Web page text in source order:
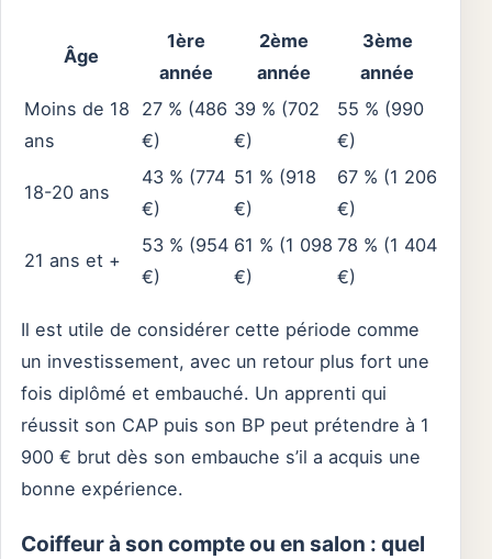
Âge
1ère
année
2ème
année
3ème
année
Moins de 18
ans
27 % (486
€)
39 % (702
€)
55 % (990
€)
18-20 ans
43 % (774
€)
51 % (918
€)
67 % (1 206
€)
21 ans et +
53 % (954
€)
61 % (1 098
€)
78 % (1 404
€)
Il est utile de considérer cette période comme
un investissement, avec un retour plus fort une
fois diplômé et embauché. Un apprenti qui
réussit son CAP puis son BP peut prétendre à 1
900 € brut dès son embauche s’il a acquis une
bonne expérience.
Coiffeur à son compte ou en salon : quel